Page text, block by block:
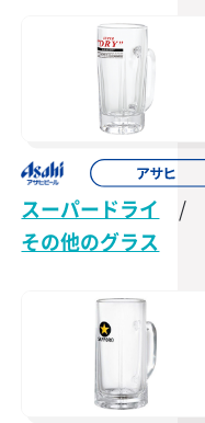
スーパードライ
/
その他のグラス